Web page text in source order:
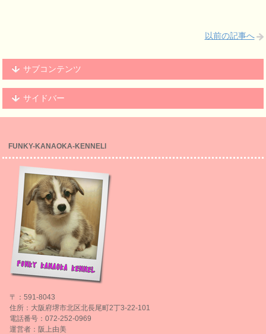
以前の記事へ
サブコンテンツ
サイドバー
FUNKY-KANAOKA-KENNELl
〒：591-8043
住所：大阪府堺市北区北長尾町2丁3-22-101
電話番号：072-252-0969
運営者：阪上由美